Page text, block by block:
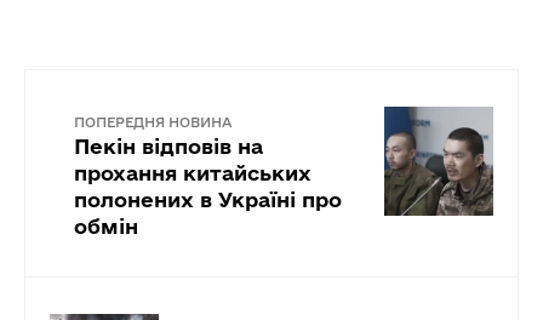
ПОПЕРЕДНЯ НОВИНА
Пекін відповів на
прохання китайських
полонених в Україні про
обмін